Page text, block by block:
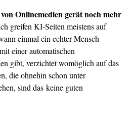
Onlinemedien gerät noch mehr
greifen KI-Seiten meistens auf
einmal ein echter Mensch
einer automatischen
gibt, verzichtet womöglich auf das
die ohnehin schon unter
sind das keine guten